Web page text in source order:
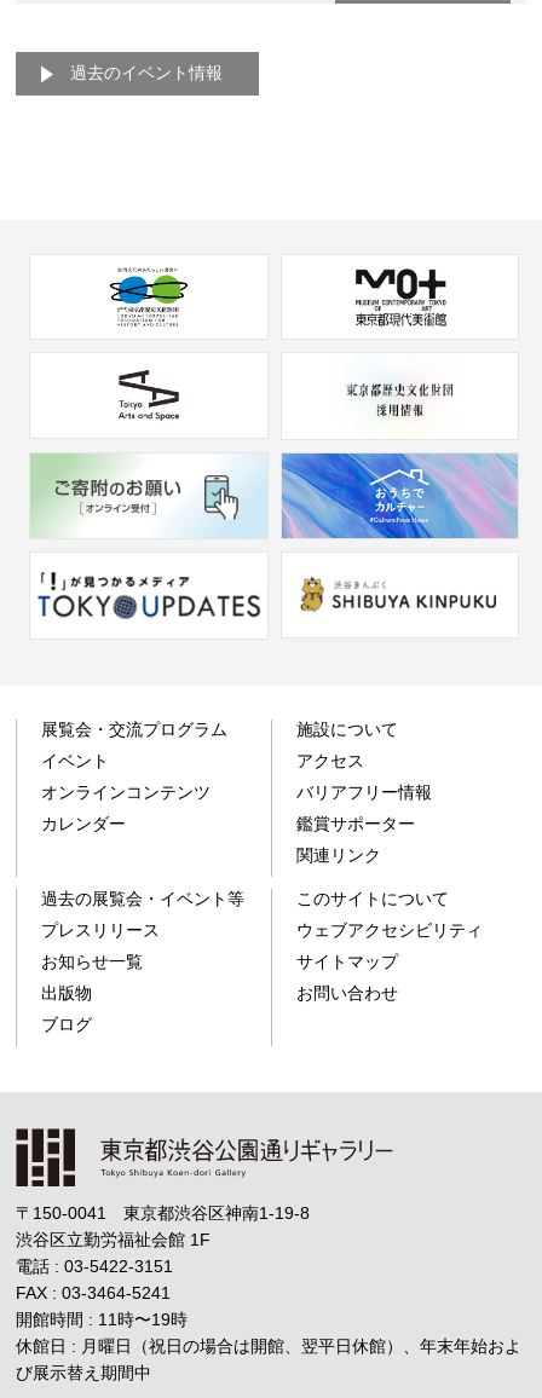
過去のイベント情報
展覧会・交流プログラム
イベント
オンラインコンテンツ
カレンダー
施設について
アクセス
バリアフリー情報
鑑賞サポーター
関連リンク
過去の展覧会・イベント等
プレスリリース
お知らせ一覧
出版物
ブログ
このサイトについて
ウェブアクセシビリティ
サイトマップ
お問い合わせ
〒150-0041 東京都渋谷区神南1-19-8
渋谷区立勤労福祉会館 1F
電話 : 03-5422-3151
FAX : 03-3464-5241
開館時間 : 11時〜19時
休館日 : 月曜日（祝日の場合は開館、翌平日休館）、年末年始およ
び展示替え期間中